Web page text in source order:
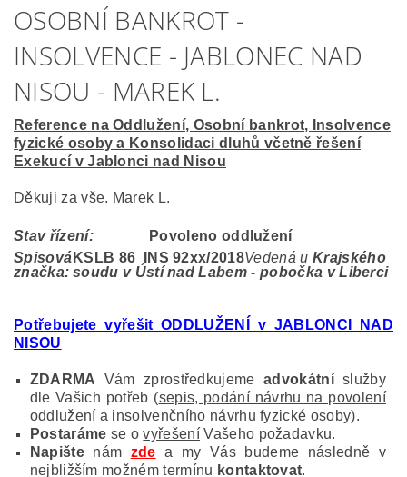
OSOBNÍ BANKROT -
INSOLVENCE - JABLONEC NAD
NISOU - MAREK L.
Reference na Oddlužení, Osobní bankrot, Insolvence
fyzické osoby a Konsolidaci dluhů včetně řešení
Exekucí v Jablonci nad Nisou
Děkuji za vše. Marek L.
Stav řízení:
Povoleno oddlužení
Spisová
značka:
KSLB 86 INS 92xx/2018Vedená u Krajského
soudu v Ústí nad Labem - pobočka v Liberci
Potřebujete vyřešit ODDLUŽENÍ v JABLONCI NAD
NISOU
ZDARMA Vám zprostředkujeme advokátníslužby
dle Vašich potřeb (sepis, podání návrhu na povolení
oddlužení a insolvenčního návrhu fyzické osoby).
Postaráme se ovyřešeníVašeho požadavku.
Napištenám zde a my Vás budeme následně v
nejbližším možném termínu kontaktovat.